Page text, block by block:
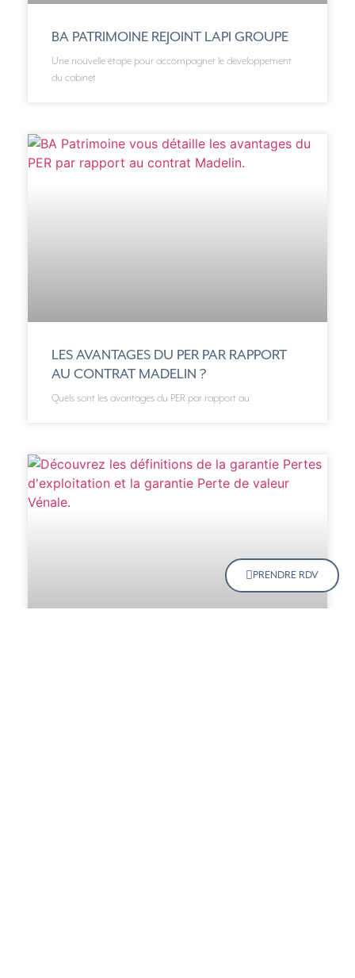
PRENDRE RDV
BA PATRIMOINE REJOINT LAPI GROUPE
Une nouvelle étape pour accompagner le développement
du cabinet
LES AVANTAGES DU PER PAR RAPPORT
AU CONTRAT MADELIN ?
Quels sont les avantages du PER par rapport au